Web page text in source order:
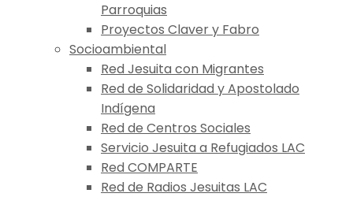
Parroquias
Proyectos Claver y Fabro
Socioambiental
Red Jesuita con Migrantes
Red de Solidaridad y Apostolado
Indígena
Red de Centros Sociales
Servicio Jesuita a Refugiados LAC
Red COMPARTE
Red de Radios Jesuitas LAC